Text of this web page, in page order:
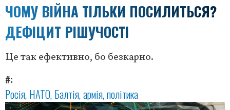
ЧОМУ ВІЙНА ТІЛЬКИ ПОСИЛИТЬСЯ?
ДЕФІЦИТ РІШУЧОСТІ
Це так ефективно, бо безкарно.
#
Росія НАТО Балтія армія політика